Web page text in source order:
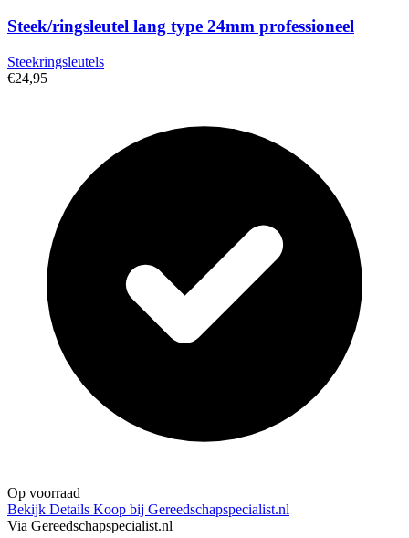
Steek/ringsleutel lang type 24mm professioneel
Steekringsleutels
€24,95
Op voorraad
Bekijk Details Koop bij Gereedschapspecialist.nl
Via Gereedschapspecialist.nl